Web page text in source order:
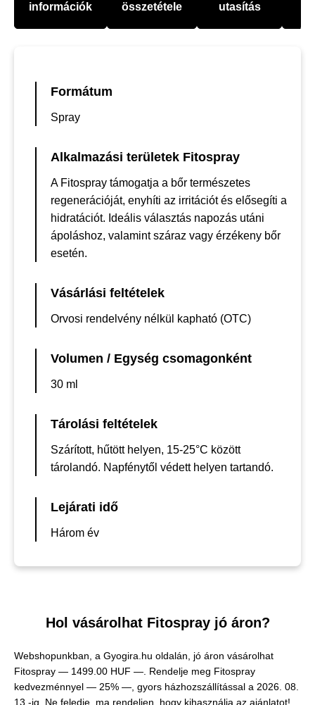
információk
összetétele
utasítás
Formátum
Spray
Alkalmazási területek Fitospray
A Fitospray támogatja a bőr természetes
regenerációját, enyhíti az irritációt és elősegíti a
hidratációt. Ideális választás napozás utáni
ápoláshoz, valamint száraz vagy érzékeny bőr
esetén.
Vásárlási feltételek
Orvosi rendelvény nélkül kapható (OTC)
Volumen / Egység csomagonként
30 ml
Tárolási feltételek
Szárított, hűtött helyen, 15-25°C között
tárolandó. Napfénytől védett helyen tartandó.
Lejárati idő
Három év
Hol vásárolhat Fitospray jó áron?
Webshopunkban, a Gyogira.hu oldalán, jó áron vásárolhat
Fitospray — 1499.00 HUF — . Rendelje meg Fitospray
kedvezménnyel — 25% —, gyors házhozszállítással a 2026. 08.
13.-ig. Ne feledje, ma rendeljen, hogy kihasználja az ajánlatot!